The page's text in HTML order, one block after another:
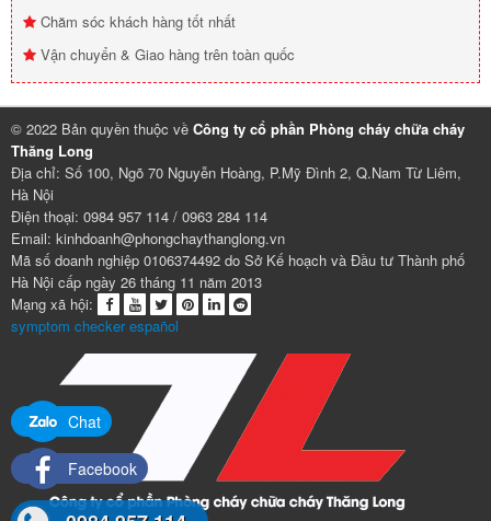
Chăm sóc khách hàng tốt nhất
Vận chuyển & Giao hàng trên toàn quốc
© 2022 Bản quyền thuộc về Công ty cổ phần Phòng cháy chữa cháy
Thăng Long
Địa chỉ: Số 100, Ngõ 70 Nguyễn Hoàng, P.Mỹ Đình 2, Q.Nam Từ Liêm,
Hà Nội
Điện thoại: 0984 957 114 / 0963 284 114
Email: kinhdoanh@phongchaythanglong.vn
Mã số doanh nghiệp 0106374492 do Sở Kế hoạch và Đầu tư Thành phố
Hà Nội cấp ngày 26 tháng 11 năm 2013
Mạng xã hội:
symptom checker español
Chat
Facebook